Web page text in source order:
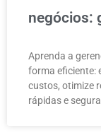
negócios:
Aprenda a
forma eficiente:
custos, otimize
rápidas e